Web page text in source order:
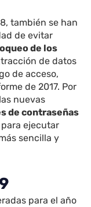
también se han
de evitar
de los
de datos
de acceso,
de 2017. Por
nuevas
de contraseñas
ejecutar
sencilla y
para el año